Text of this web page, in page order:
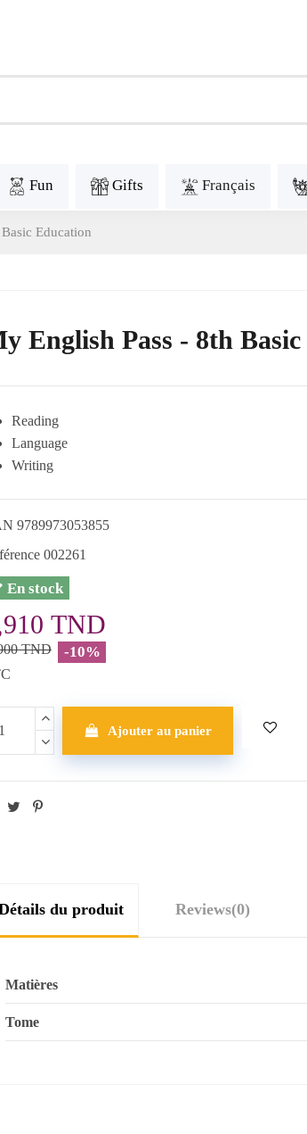
Fun Gifts Français
Education
English Pass - 8th
Reading
Language
Writing
9789973053855
002261
En stock
TND
TND -10%
Ajouter au panier
du produit Reviews(0)
Matières
Tome